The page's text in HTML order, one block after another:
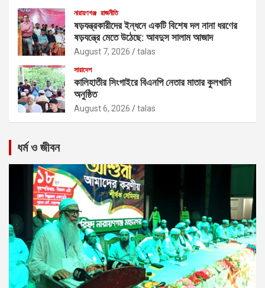
নারায়ণগঞ্জ রাজনীতি
ষড়যন্ত্রকারীদের ইন্ধনে একটি বিশেষ দল নানা ধরণের
ষড়যন্ত্রে মেতে উঠেছে: আবদুস সালাম আজাদ
August 7, 2026 talas
সারাদেশ
কালিহাতীর সিংগাইরে বিএনপি নেতার মাতার কুলখানি
অনুষ্ঠিত
August 6, 2026 talas
ধর্ম ও জীবন